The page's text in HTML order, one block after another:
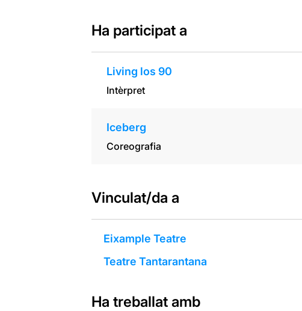
Ha participat a
Living los 90
Intèrpret
Iceberg
Coreografia
Vinculat/da a
Eixample Teatre
Teatre Tantarantana
Ha treballat amb